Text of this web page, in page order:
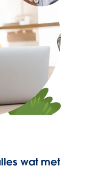
wat met